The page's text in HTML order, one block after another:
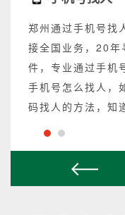
郑州通过手机号找
接全国业务，20年
件，专业通过手机
手机号怎么找人，
码找人的方法，知
可以操作，不成功